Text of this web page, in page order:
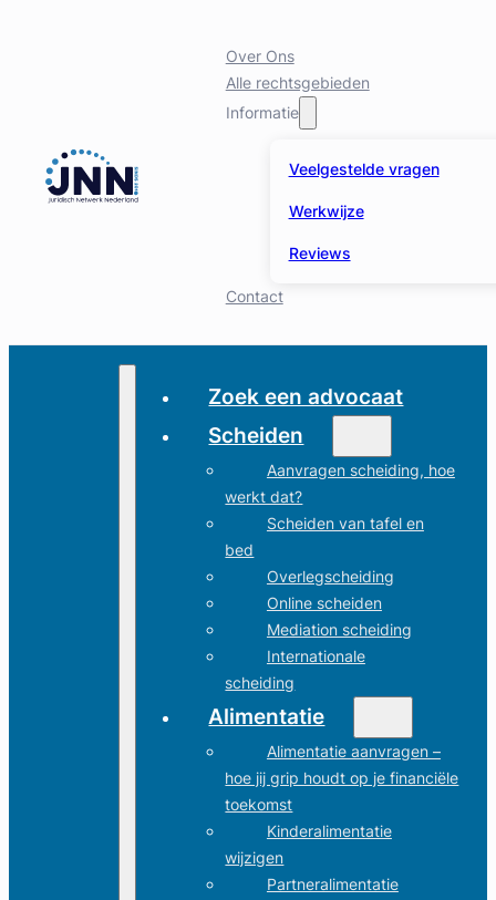
Over Ons
Alle rechtsgebieden
Informatie
Veelgestelde vragen
Werkwijze
Reviews
Contact
Zoek een advocaat
Scheiden
Aanvragen scheiding, hoe
werkt dat?
Scheiden van tafel en
bed
Overlegscheiding
Online scheiden
Mediation scheiding
Internationale
scheiding
Alimentatie
Alimentatie aanvragen –
hoe jij grip houdt op je financiële
toekomst
Kinderalimentatie
wijzigen
Partneralimentatie